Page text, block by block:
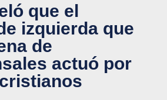
que el
izquierda que
de
actuó por